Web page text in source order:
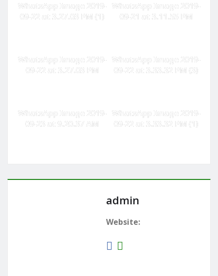
WhatsApp Image 2019-
09-22 at 3.27.03 PM (1)
WhatsApp Image 2019-
09-21 at 3.11.55 PM
WhatsApp Image 2019-
09-22 at 3.27.03 PM
WhatsApp Image 2019-
09-22 at 3.33.32 PM (3)
WhatsApp Image 2019-
09-23 at 9.20.37 AM
WhatsApp Image 2019-
09-22 at 3.33.32 PM (1)
admin
Website: